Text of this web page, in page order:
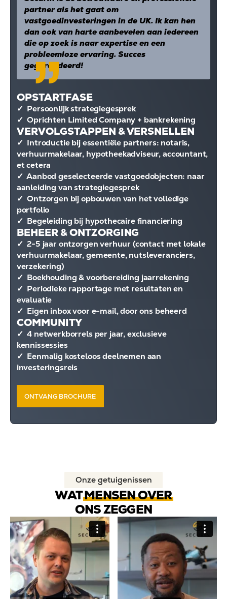
partner als het gaat om
vastgoedinvesteringen in de UK. Ik kan hen
dan ook van harte aanbevelen aan iedereen
die op zoek is naar expertise en een
probleemloze ervaring. Succes
gegarandeerd!
OPSTARTFASE
✓ Persoonlijk strategiegesprek
✓ Oprichten Limited Company + bankrekening
VERVOLGSTAPPEN & VERSNELLEN
✓ Introductie bij essentiële partners: notaris,
verhuurmakelaar, hypotheekadviseur, accountant,
et cetera
✓ Aanbod geselecteerde vastgoedobjecten: naar
aanleiding van strategiegesprek
✓ Ontzorgen bij opbouwen van het volledige
portfolio
✓ Begeleiding bij hypothecaire financiering
BEHEER & ONTZORGING
✓ 2-5 jaar ontzorgen verhuur (contact met lokale
verhuurmakelaar, gemeente, nutsleveranciers,
verzekering)
✓ Boekhouding & voorbereiding jaarrekening
✓ Periodieke rapportage met resultaten en
evaluatie
✓ Eigen inbox voor e-mail, door ons beheerd
COMMUNITY
✓ 4 netwerkborrels per jaar, exclusieve
kennissessies
✓ Eenmalig kosteloos deelnemen aan
investeringsreis
ONTVANG BROCHURE
Onze getuigenissen
WATMENSEN OVER
ONS ZEGGEN